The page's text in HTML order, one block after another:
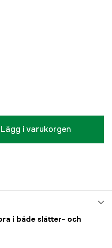
Lägg i varukorgen
i både slåtter- och